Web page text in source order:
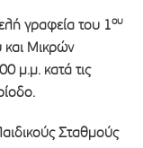
γραφεία του 1ου
Μικρών
μ.μ. κατά τις
Σταθμούς